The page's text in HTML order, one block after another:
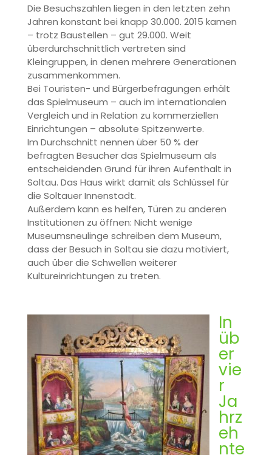
Die Besuchszahlen liegen in den letzten zehn
Jahren konstant bei knapp 30.000. 2015 kamen
– trotz Baustellen – gut 29.000. Weit
überdurchschnittlich vertreten sind
Kleingruppen, in denen mehrere Generationen
zusammenkommen.
Bei Touristen- und Bürgerbefragungen erhält
das Spielmuseum – auch im internationalen
Vergleich und in Relation zu kommerziellen
Einrichtungen – absolute Spitzenwerte.
Im Durchschnitt nennen über 50 % der
befragten Besucher das Spielmuseum als
entscheidenden Grund für ihren Aufenthalt in
Soltau. Das Haus wirkt damit als Schlüssel für
die Soltauer Innenstadt.
Außerdem kann es helfen, Türen zu anderen
Institutionen zu öffnen: Nicht wenige
Museumsneulinge schreiben dem Museum,
dass der Besuch in Soltau sie dazu motiviert,
auch über die Schwellen weiterer
Kultureinrichtungen zu treten.
In
üb
er
vie
r
Ja
hrz
eh
nte